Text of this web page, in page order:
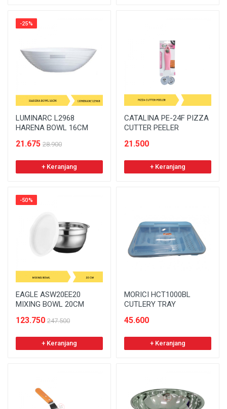
-25%
LUMINARC L2968
HARENA BOWL 16CM
21.675 28.900
+ Keranjang
CATALINA PE-24F PIZZA
CUTTER PEELER
21.500
+ Keranjang
-50%
EAGLE ASW20EE20
MIXING BOWL 20CM
123.750 247.500
+ Keranjang
MORICI HCT1000BL
CUTLERY TRAY
45.600
+ Keranjang